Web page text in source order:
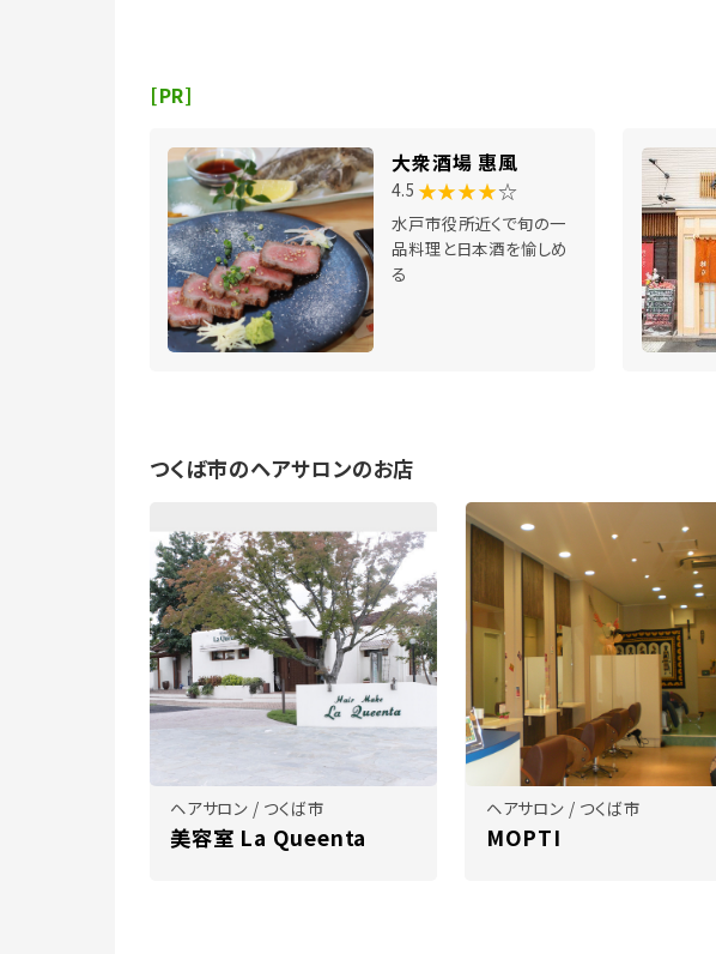
[PR]
大衆酒場 惠風
4.5 ★★★★☆
水戸市役所近くで旬の一
品料理と日本酒を愉しめ
る
つくば市のヘアサロンのお店
ヘアサロン / つくば市
美容室 La Queenta
ヘアサロン / つくば市
MOPTI